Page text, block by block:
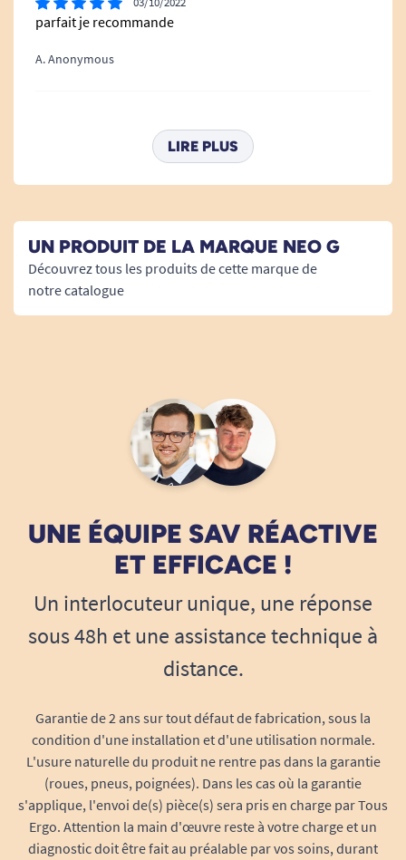
parfait je recommande
A. Anonymous
très confortable , le maintien est parfait
LIRE PLUS
UN PRODUIT DE LA MARQUE NEO G
Découvrez tous les produits de cette marque de
notre catalogue
UNE ÉQUIPE SAV RÉACTIVE
ET EFFICACE !
Un interlocuteur unique, une réponse
sous 48h et une assistance technique à
distance.
Garantie de 2 ans sur tout défaut de fabrication, sous la
condition d'une installation et d'une utilisation normale.
L'usure naturelle du produit ne rentre pas dans la garantie
(roues, pneus, poignées). Dans les cas où la garantie
s'applique, l'envoi de(s) pièce(s) sera pris en charge par Tous
Ergo. Attention la main d'œuvre reste à votre charge et un
diagnostic doit être fait au préalable par vos soins, durant